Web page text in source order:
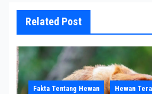
Related Post
Fakta Tentang Hewan Hewan